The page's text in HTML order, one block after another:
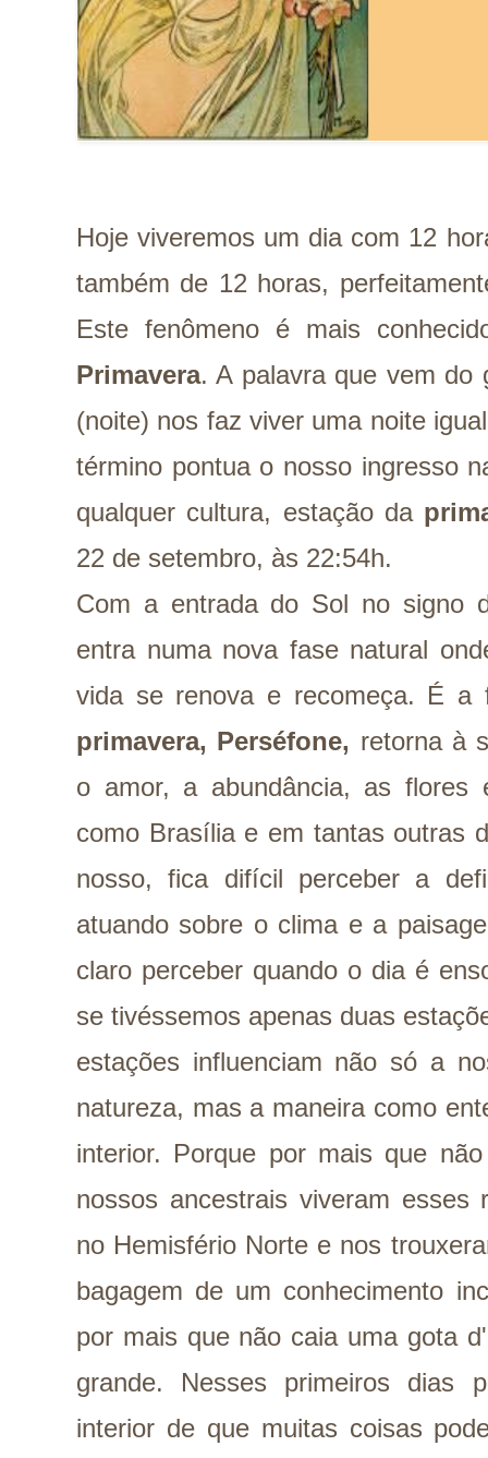
Hoje viveremos um dia com 12
também de 12 horas,
Este fenômeno é mais
Primavera. A palavra que vem do
(noite) nos faz viver uma noite
término pontua o nosso ingresso
qualquer cultura, estação da
22 de setembro, às 22:54h.
Com a entrada do Sol no signo
entra numa nova fase natural
vida se renova e recomeça. É
primavera, Perséfone, retorna à
o amor, a abundância, as flores
como Brasília e em tantas outras
nosso, fica difícil perceber a
atuando sobre o clima e a
claro perceber quando o dia é
se tivéssemos apenas duas
estações influenciam não só a
natureza, mas a maneira como
interior. Porque por mais que
nossos ancestrais viveram esses
no Hemisfério Norte e nos
bagagem de um conhecimento
por mais que não caia uma gota
grande. Nesses primeiros dias
interior de que muitas coisas